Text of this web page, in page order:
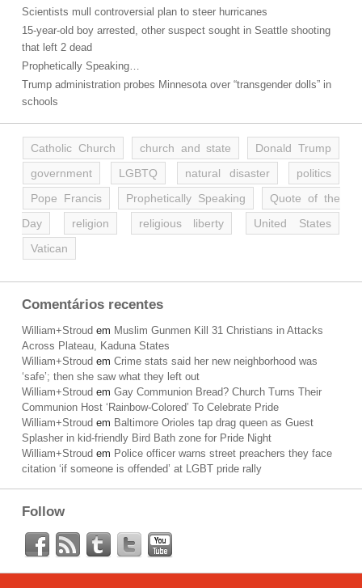
Scientists mull controversial plan to steer hurricanes
15-year-old boy arrested, other suspect sought in Seattle shooting
that left 2 dead
Prophetically Speaking…
Trump administration probes Minnesota over “transgender dolls” in
schools
Catholic Church church and state
Donald Trump
government
LGBTQ natural disaster
politics
Pope Francis
Prophetically Speaking
Quote of the
Day
religion religious liberty
United States
Vatican
Comentários recentes
William+Stroud em Muslim Gunmen Kill 31 Christians in Attacks
Across Plateau, Kaduna States
William+Stroud em Crime stats said her new neighborhood was
‘safe’; then she saw what they left out
William+Stroud em Gay Communion Bread? Church Turns Their
Communion Host ‘Rainbow-Colored’ To Celebrate Pride
William+Stroud em Baltimore Orioles tap drag queen as Guest
Splasher in kid-friendly Bird Bath zone for Pride Night
William+Stroud em Police officer warns street preachers they face
citation ‘if someone is offended’ at LGBT pride rally
Follow